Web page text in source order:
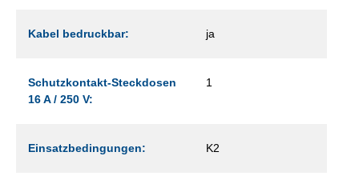
Kabel bedruckbar: ja
Schutzkontakt-Steckdosen
16 A / 250 V:
1
Einsatzbedingungen: K2